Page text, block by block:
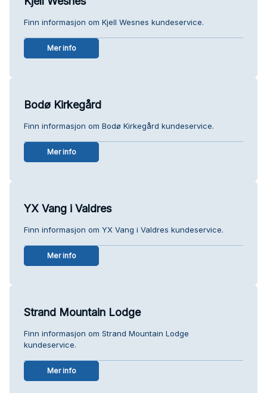
Finn informasjon om Kjell Wesnes kundeservice.
Mer info
Bodø Kirkegård
Finn informasjon om Bodø Kirkegård kundeservice.
Mer info
YX Vang i Valdres
Finn informasjon om YX Vang i Valdres kundeservice.
Mer info
Strand Mountain Lodge
Finn informasjon om Strand Mountain Lodge
kundeservice.
Mer info